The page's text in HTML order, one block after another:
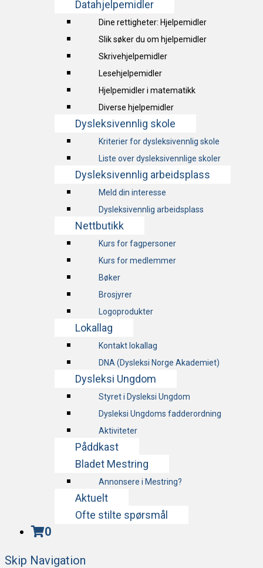
Datahjelpemidler
Dine rettigheter: Hjelpemidler
Slik søker du om hjelpemidler
Skrivehjelpemidler
Lesehjelpemidler
Hjelpemidler i matematikk
Diverse hjelpemidler
Dysleksivennlig skole
Kriterier for dysleksivennlig skole
Liste over dysleksivennlige skoler
Dysleksivennlig arbeidsplass
Meld din interesse
Dysleksivennlig arbeidsplass
Nettbutikk
Kurs for fagpersoner
Kurs for medlemmer
Bøker
Brosjyrer
Logoprodukter
Lokallag
Kontakt lokallag
DNA (Dysleksi Norge Akademiet)
Dysleksi Ungdom
Styret i Dysleksi Ungdom
Dysleksi Ungdoms fadderordning
Aktiviteter
Påddkast
Bladet Mestring
Annonsere i Mestring?
Aktuelt
Ofte stilte spørsmål
0
Skip Navigation